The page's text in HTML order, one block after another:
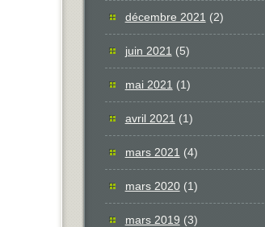
décembre 2021 (2)
juin 2021 (5)
mai 2021 (1)
avril 2021 (1)
mars 2021 (4)
mars 2020(1)
mars 2019 (3)